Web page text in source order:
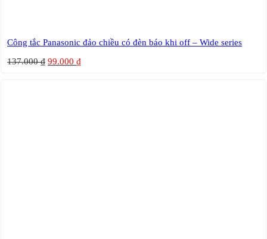
Công tắc Panasonic đảo chiều có đèn báo khi off – Wide series
137.000₫ 99.000 ₫